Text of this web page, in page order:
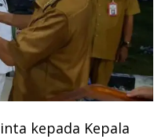
kepada Kepala